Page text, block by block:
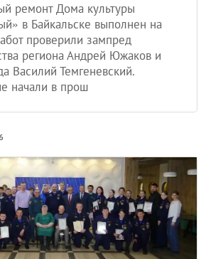
ремонт Дома культуры
в Байкальске выполнен на
проверили зампред
региона Андрей Южаков и
Василий Темгеневский.
начали в прош